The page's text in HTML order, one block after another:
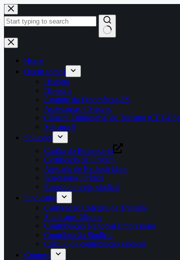
Pular
para
o
Home
Quem somos
História
Diretoria
Estatuto da Fecomércio-ES
Assessorias e Setores
Câmara Empresarial de Turismo (CET-ES)
Semana S
Soluções
Cartão do Empresário
Certificado de Origem
Atestado de Exclusividade
Assessoria Jurídica
Enquadramento sindical
Sindicatos
Convenção Coletiva de Trabalho
Sindicatos filiados
Contribuição Negocial Empresarial
Contribuição Sindical
Cálculo da contribuição sindical
Connect